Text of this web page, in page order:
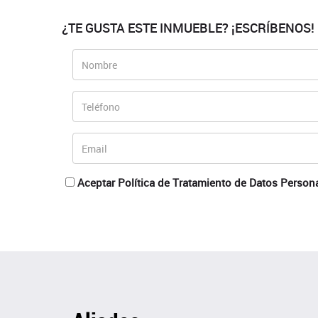
¿TE GUSTA ESTE INMUEBLE? ¡ESCRÍBENOS!
Aceptar Política de Tratamiento de Datos